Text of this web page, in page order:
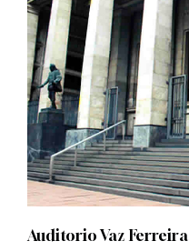
Auditorio Vaz Ferreira